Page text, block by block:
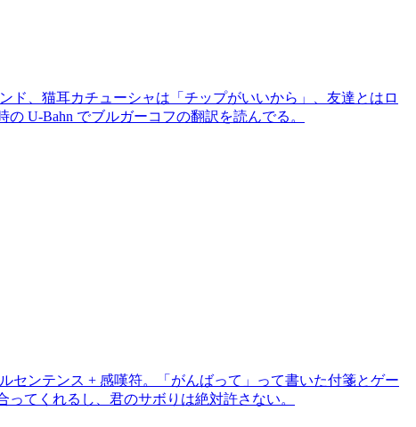
ド、猫耳カチューシャは「チップがいいから」、友達とはロ
U-Bahn でブルガーコフの翻訳を読んでる。
センテンス + 感嘆符。「がんばって」って書いた付箋とゲー
てくれるし、君のサボりは絶対許さない。